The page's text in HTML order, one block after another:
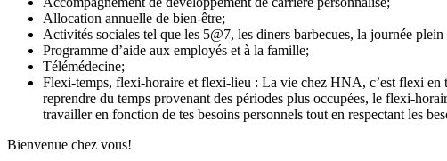
Allocation annuelle de bien-être;
Activités sociales tel que les 5@7, les diners barbecues, la journée
Programme d’aide aux employés et à la famille;
Télémédecine;
Flexi-temps, flexi-horaire et flexi-lieu : La vie chez HNA, c’est flexi en
reprendre du temps provenant des périodes plus occupées, le flexi-
travailler en fonction de tes besoins personnels tout en respectant les
Bienvenue chez vous!